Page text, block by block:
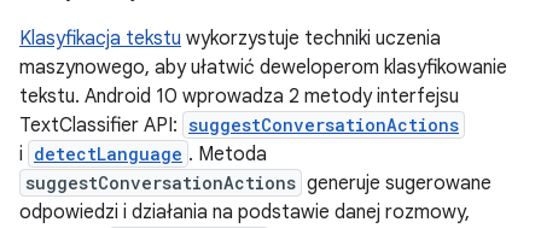
Klasyfikacja tekstu wykorzystuje techniki uczenia
maszynowego, aby ułatwić deweloperom klasyfikowanie
tekstu. Android 10 wprowadza 2 metody interfejsu
TextClassifier API: suggestConversationActions
i detectLanguage . Metoda
suggestConversationActions generuje sugerowane
odpowiedzi i działania na podstawie danej rozmowy,